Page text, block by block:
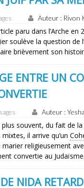
Auteur : Rivon
paru dans l’Arche en
soulève la question de
brièvement son
ENTRE UN
Auteur :
plus souvent, du fait de
il arrive qu’un
marier religieusement
convertie au Judaïsme.
NIDA